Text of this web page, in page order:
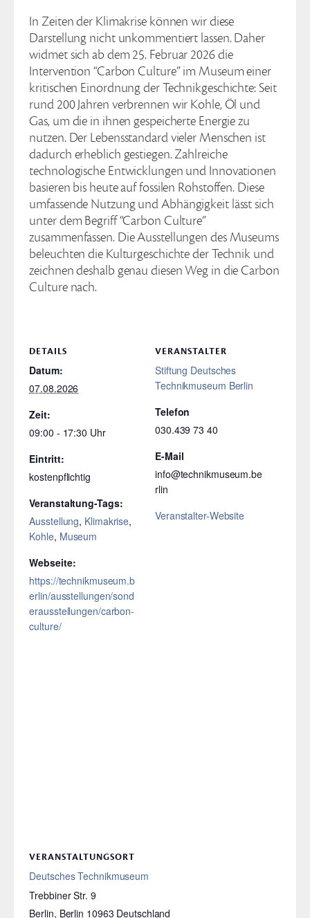
In Zeiten der Klimakrise können wir diese
Darstellung nicht unkommentiert lassen. Daher
widmet sich ab dem 25. Februar 2026 die
Intervention “Carbon Culture” im Museum einer
kritischen Einordnung der Technikgeschichte: Seit
rund 200 Jahren verbrennen wir Kohle, Öl und
Gas, um die in ihnen gespeicherte Energie zu
nutzen. Der Lebensstandard vieler Menschen ist
dadurch erheblich gestiegen. Zahlreiche
technologische Entwicklungen und Innovationen
basieren bis heute auf fossilen Rohstoffen. Diese
umfassende Nutzung und Abhängigkeit lässt sich
unter dem Begriff “Carbon Culture”
zusammenfassen. Die Ausstellungen des Museums
beleuchten die Kulturgeschichte der Technik und
zeichnen deshalb genau diesen Weg in die Carbon
Culture nach.
DETAILS
Datum:
07.08.2026
Zeit:
09:00 - 17:30
Eintritt:
kostenpflichtig
Veranstaltung-Tags:
Ausstellung, Klimakrise,
Kohle, Museum
Webseite:
https://technikmuseum.b
erlin/ausstellungen/sond
erausstellungen/carbon-
culture/
VERANSTALTER
Stiftung Deutsches
Technikmuseum Berlin
Telefon
030.439 73 40
E-Mail
info@technikmuseum.be
rlin
Veranstalter-Website
VERANSTALTUNGSORT
Deutsches Technikmuseum
Trebbiner Str. 9
Berlin, Berlin 10963 Deutschland